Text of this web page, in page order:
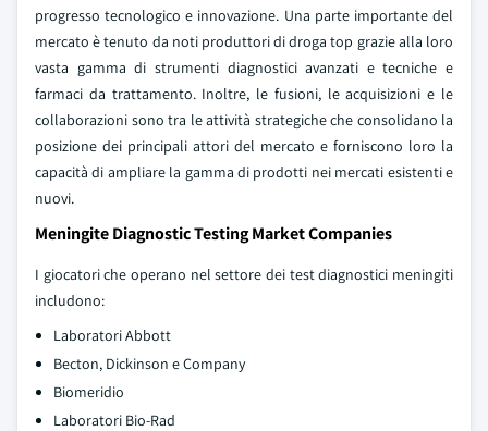
progresso tecnologico e innovazione. Una parte importante del
mercato è tenuto da noti produttori di droga top grazie alla loro
vasta gamma di strumenti diagnostici avanzati e tecniche e
farmaci da trattamento. Inoltre, le fusioni, le acquisizioni e le
collaborazioni sono tra le attività strategiche che consolidano la
posizione dei principali attori del mercato e forniscono loro la
capacità di ampliare la gamma di prodotti nei mercati esistenti e
nuovi.
Meningite Diagnostic Testing Market Companies
I giocatori che operano nel settore dei test diagnostici meningiti
includono:
Laboratori Abbott
Becton, Dickinson e Company
Biomeridio
Laboratori Bio-Rad